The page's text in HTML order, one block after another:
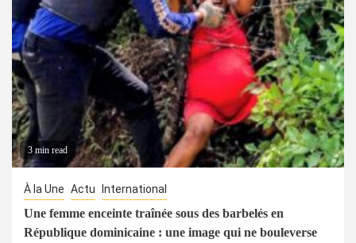
3 min read
À la Une Actu International
Une femme enceinte traînée sous des barbelés en
République dominicaine : une image qui ne bouleverse